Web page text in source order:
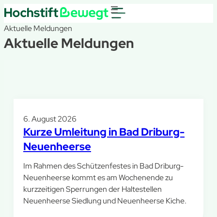
Aktuelle Meldungen
Aktuelle Meldungen
6. August 2026
Kurze Umleitung in Bad Driburg-
Neuenheerse
Im Rahmen des Schützenfestes in Bad Driburg-
Neuenheerse kommt es am Wochenende zu
kurzzeitigen Sperrungen der Haltestellen
Neuenheerse Siedlung und Neuenheerse Kiche.